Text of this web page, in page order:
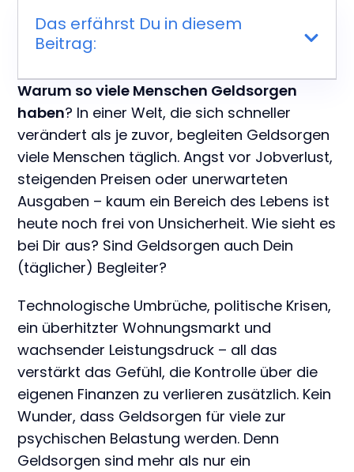
Das erfährst Du in diesem
Beitrag:
Warum so viele Menschen Geldsorgen
haben? In einer Welt, die sich schneller
verändert als je zuvor, begleiten Geldsorgen
viele Menschen täglich. Angst vor Jobverlust,
steigenden Preisen oder unerwarteten
Ausgaben – kaum ein Bereich des Lebens ist
heute noch frei von Unsicherheit. Wie sieht es
bei Dir aus? Sind Geldsorgen auch Dein
(täglicher) Begleiter?
Technologische Umbrüche, politische Krisen,
ein überhitzter Wohnungsmarkt und
wachsender Leistungsdruck – all das
verstärkt das Gefühl, die Kontrolle über die
eigenen Finanzen zu verlieren zusätzlich. Kein
Wunder, dass Geldsorgen für viele zur
psychischen Belastung werden. Denn
Geldsorgen sind mehr als nur ein